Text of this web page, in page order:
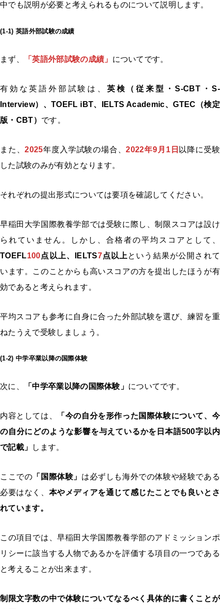
中でも説明が必要と考えられるものについて説明します。
(1-1) 英語外部試験の成績
まず、 「英語外部試験の成績」 についてです。
有効な英語外部試験は、 英検（従来型・S-CBT・S-
Interview）、TOEFL iBT、IELTS Academic、GTEC（検定
版・CBT） です。
また、2025年度入学試験の場合、2022年9月1日 以降に受験
した試験のみが有効となります。
それぞれの提出形式については要項を確認してください。
早稲田大学国際教養学部では受験に際し、制限スコアは設け
られていません。しかし、合格者の平均スコアとして、
TOEFL100点以上、IELTS7点以上 という結果が公開されて
います。このことからも高いスコアの方を提出したほうが有
効であると考えられます。
平均スコアも参考に自身に合った外部試験を選び、練習を重
ねたうえで受験しましょう。
(1-2) 中学卒業以降の国際体験
次に、 「中学卒業以降の国際体験」 についてです。
内容としては、
「今の自分を形作った国際体験について、今
の自分にどのような影響を与えているかを日本語500字以内
で記載」
します。
ここでの 「国際体験」 は必ずしも海外での体験や経験である
必要はなく、 本やメディアを通じて感じたことでも良いとさ
れています。
この項目では、早稲田大学国際教養学部のアドミッションポ
リシーに該当する人物であるかを評価する項目の一つである
と考えることが出来ます。
制限文字数の中で体験についてなるべく具体的に書くことが